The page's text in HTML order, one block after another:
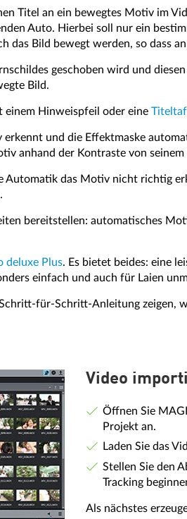
Titel an ein bewegtes Motiv im
Auto. Hierbei soll nur ein
Bild bewegt werden, so dass
geschoben wird und
Bild.
einem Hinweispfeil oder eine
und die Effektmaske
anhand der Kontraste von
das Motiv nicht richtig
bereitstellen: automatisches
deluxe Plus. Es bietet beides: eine
einfach und auch für Laien
für-Schritt-Anleitung zeigen,
Video
Öffnen Sie
Projekt an.
Laden Sie das
Stellen Sie den
Tracking
Als nächstes